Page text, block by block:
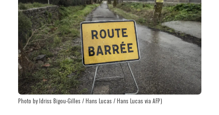
Photo by Idriss Bigou-Gilles / Hans Lucas / Hans Lucas via AFP)